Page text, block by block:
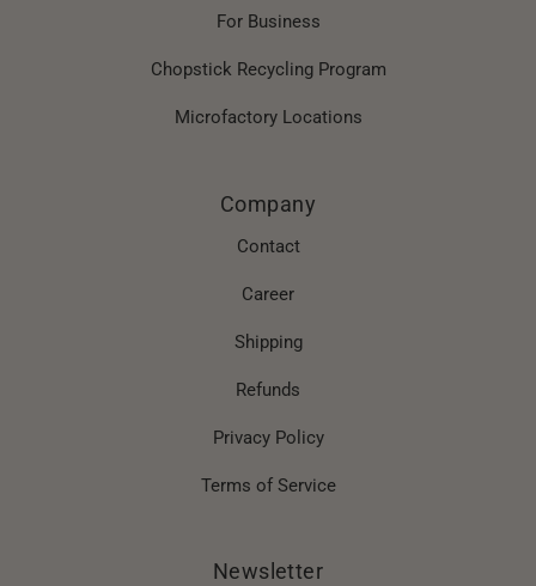
For Business
Chopstick Recycling Program
Microfactory Locations
Company
Contact
Career
Shipping
Refunds
Privacy Policy
Terms of Service
Newsletter